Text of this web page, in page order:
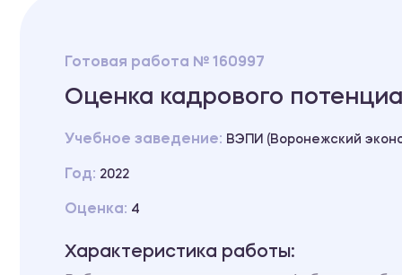
Готовая работа № 160997
Оценка кадрового
Учебное заведение: ВЭПИ (Воронежский
Год: 2022
Оценка: 4
Характеристика работы: